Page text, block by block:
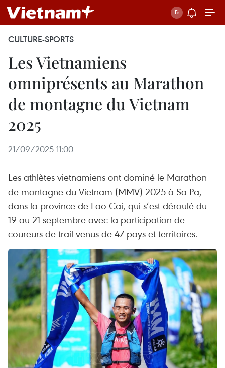
CULTURE-SPORTS
Les Vietnamiens
omniprésents au Marathon
de montagne du Vietnam
2025
21/09/2025 11:00
Les athlètes vietnamiens ont dominé le Marathon
de montagne du Vietnam (MMV) 2025 à Sa Pa,
dans la province de Lao Cai, qui s’est déroulé du
19 au 21 septembre avec la participation de
coureurs de trail venus de 47 pays et territoires.